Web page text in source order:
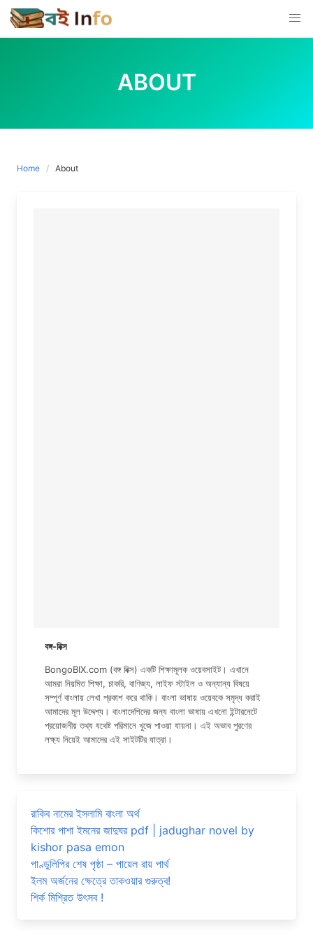
Skip
to
content
ABOUT
Home About
বঙ্গ-বিক্স
BongoBIX.com (বঙ্গ বিক্স) একটি শিক্ষামূলক ওয়েবসাইট। এখানে
আমরা নিয়মিত শিক্ষা, চাকরি, বাণিজ্য, লাইফ স্টাইল ও অন্যান্য বিষয়ে
সম্পূর্ণ বাংলায় লেখা প্রকাশ করে থাকি। বাংলা ভাষায় ওয়েবকে সমৃদ্ধ করাই
আমাদের মূল উদ্দেশ্য। বাংলাদেশিদের জন্য বাংলা ভাষায় এখনো ইন্টারনেটে
প্রয়োজনীয় তথ্য যথেষ্ট পরিমানে খুজে পাওয়া যায়না। এই অভাব পুরণের
লক্ষ্য নিয়েই আমাদের এই সাইটটির যাত্রা।
রাকিব নামের ইসলামি বাংলা অর্থ
কিশোর পাশা ইমনের জাদুঘর pdf | jadughar novel by
kishor pasa emon
পাণ্ডুলিপির শেষ পৃষ্ঠা – পায়েল রায় পার্থ
ইলম অর্জনের ক্ষেত্রে তাকওয়ার গুরুত্ব!
শির্ক মিশ্রিত উৎসব !